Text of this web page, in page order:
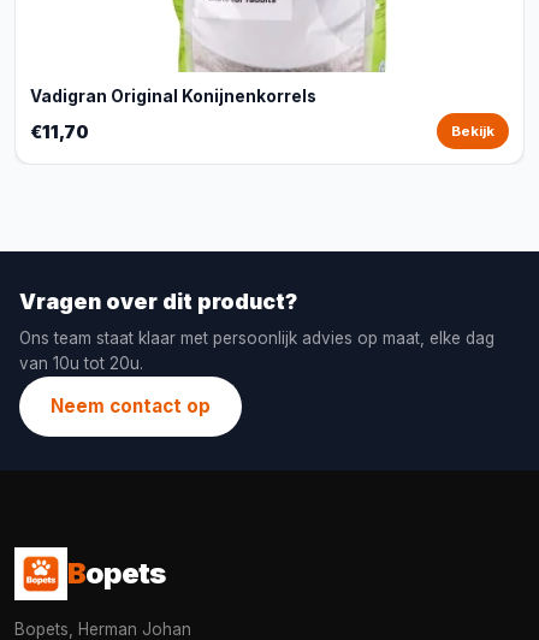
Vadigran Original Konijnenkorrels
€11,70 Bekijk
Vragen over dit product?
Ons team staat klaar met persoonlijk advies op maat, elke dag
van 10u tot 20u.
Neem contact op
Bopets
Bopets, Herman Johan